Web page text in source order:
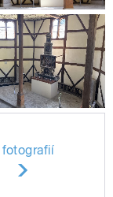
fotografií